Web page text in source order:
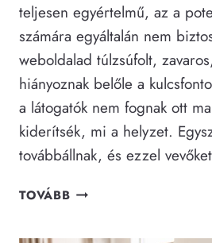
teljesen egyértelmű, az a
számára egyáltalán nem
weboldalad túlzsúfolt,
hiányoznak belőle a
a látogatók nem fognak ott
kiderítsék, mi a helyzet.
továbbállnak, és ezzel
TOVÁBB 3